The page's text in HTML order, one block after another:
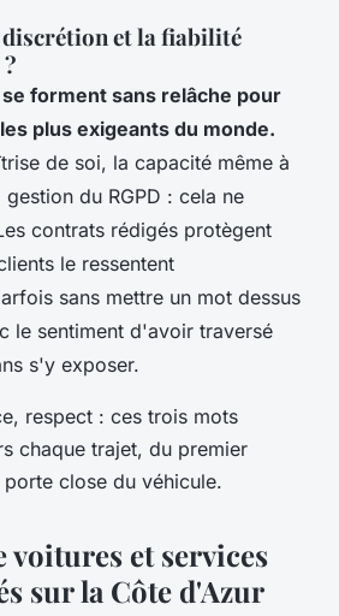
discrétion et la fiabilité
forment sans relâche pour
plus exigeants du monde.
de soi, la capacité même à
du RGPD : cela ne
contrats rédigés protègent
le ressentent
sans mettre un mot dessus
le sentiment d'avoir traversé
s'y exposer.
respect : ces trois mots
chaque trajet, du premier
close du véhicule.
voitures et services
sur la Côte d'Azur